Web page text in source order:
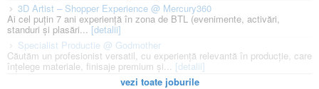
3D Artist – Shopper Experience @ Mercury360
Ai cel puțin 7 ani experiență în zona de BTL (evenimente, activări,
standuri și plasări...[detalii]
Specialist Productie @ Godmother
Căutăm un profesionist versatil, cu experiență relevantă în producție, care
înțelege materiale, finisaje premium și... [detalii]
vezi toate joburile